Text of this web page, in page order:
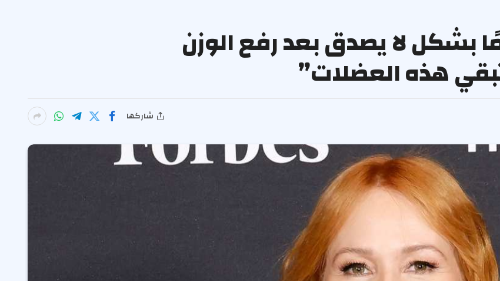
بشكل لا يصدق بعد رفع الوزن
هذه العضلات”
شاركها